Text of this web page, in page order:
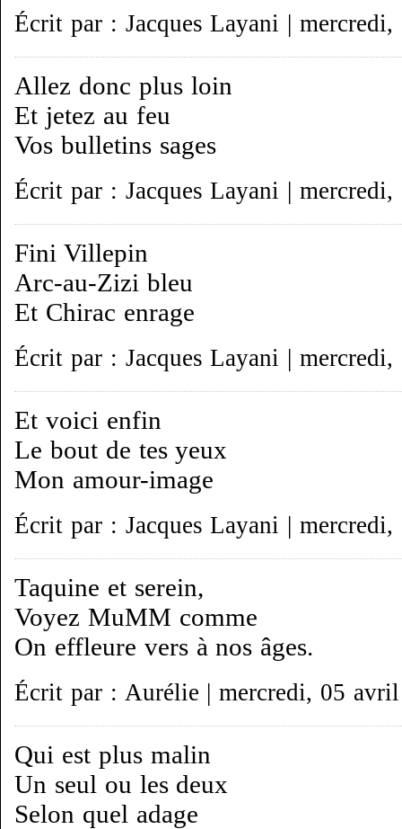
Écrit par : Jacques Layani |
Allez donc plus loin
Et jetez au feu
Vos bulletins sages
Écrit par : Jacques Layani |
Fini Villepin
Arc-au-Zizi bleu
Et Chirac enrage
Écrit par : Jacques Layani |
Et voici enfin
Le bout de tes yeux
Mon amour-image
Écrit par : Jacques Layani |
Taquine et serein,
Voyez MuMM comme
On effleure vers à nos âges.
Écrit par : Aurélie | mercredi, 05
Qui est plus malin
Un seul ou les deux
Selon quel adage